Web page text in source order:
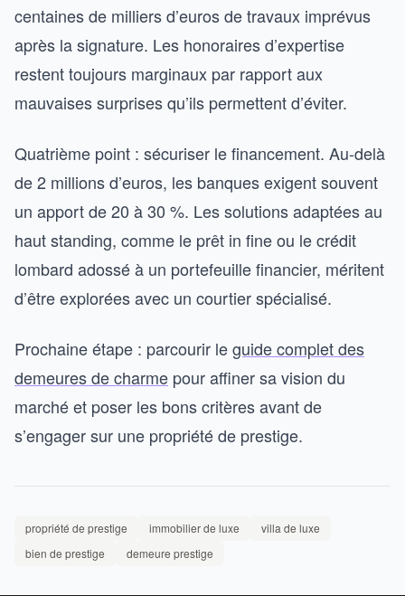
centaines de milliers d’euros de travaux imprévus
après la signature. Les honoraires d’expertise
restent toujours marginaux par rapport aux
mauvaises surprises qu’ils permettent d’éviter.
Quatrième point : sécuriser le financement. Au-delà
de 2 millions d’euros, les banques exigent souvent
un apport de 20 à 30 %. Les solutions adaptées au
haut standing, comme le prêt in fine ou le crédit
lombard adossé à un portefeuille financier, méritent
d’être explorées avec un courtier spécialisé.
Prochaine étape : parcourir leguide complet des
demeures de charme pour affiner sa vision du
marché et poser les bons critères avant de
s’engager sur une propriété de prestige.
propriété de prestige immobilier de luxe
villa de luxe
bien de prestige
demeure prestige